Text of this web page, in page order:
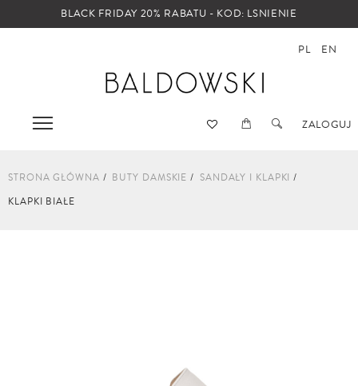
BLACK FRIDAY 20% RABATU - KOD: LSNIENIE
ZALOGUJ
PL EN
STRONA GŁÓWNA BUTY DAMSKIE
SANDAŁY I KLAPKI
KLAPKI BIAŁE